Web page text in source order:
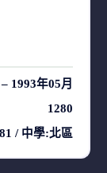
1993年05月
1280
/ 中學:北區